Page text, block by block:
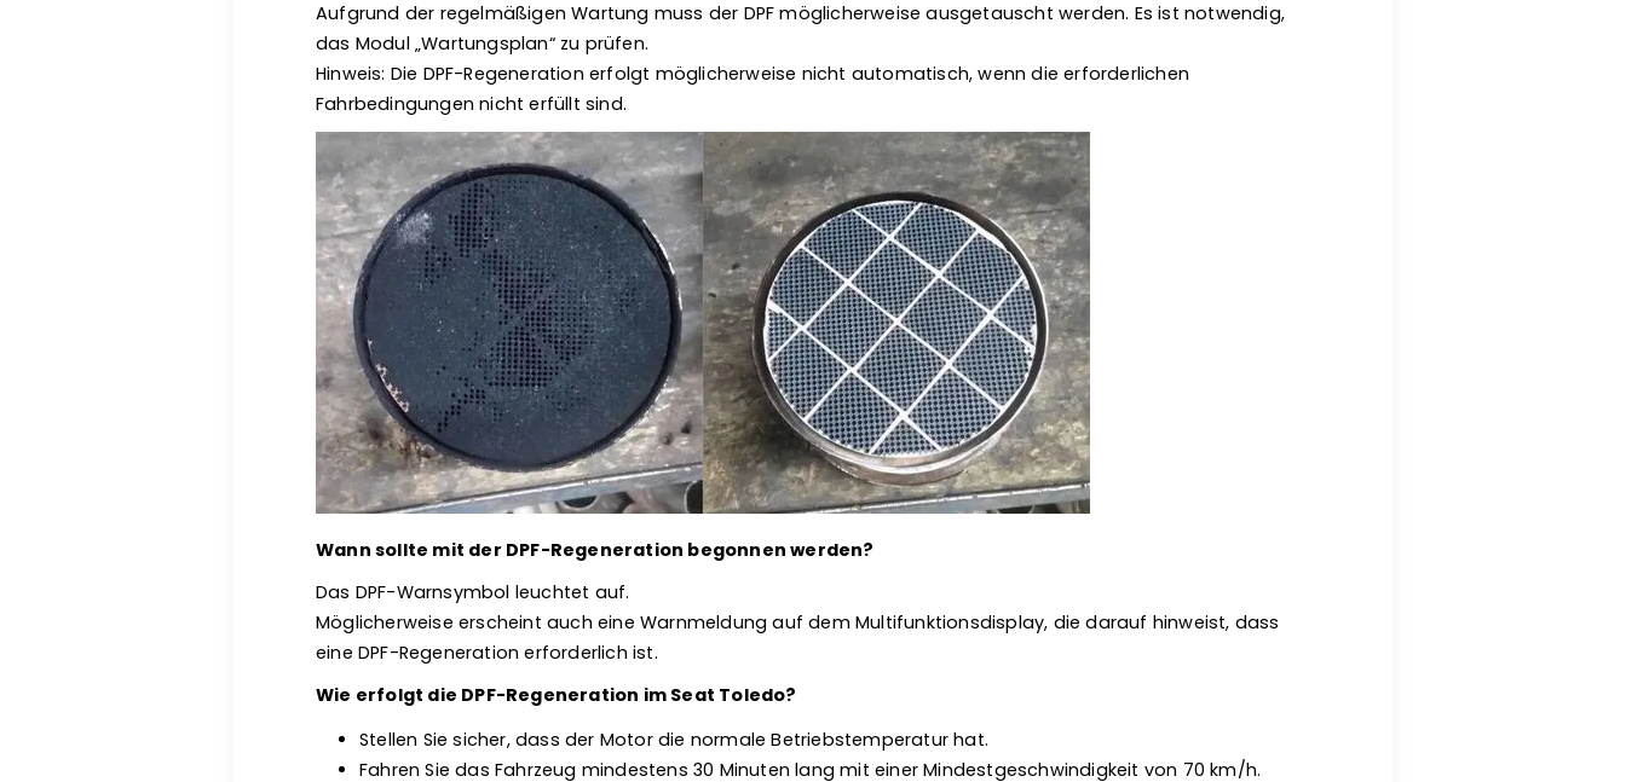
Aufgrund der regelmäßigen Wartung muss der DPF möglicherweise ausgetauscht werden. Es ist notwendig,
das Modul „Wartungsplan“ zu prüfen.
Hinweis: Die DPF-Regeneration erfolgt möglicherweise nicht automatisch, wenn die erforderlichen
Fahrbedingungen nicht erfüllt sind.
Wann sollte mit der DPF-Regeneration begonnen werden?
Das DPF-Warnsymbol leuchtet auf.
Möglicherweise erscheint auch eine Warnmeldung auf dem Multifunktionsdisplay, die darauf hinweist, dass
eine DPF-Regeneration erforderlich ist.
Wie erfolgt die DPF-Regeneration im Seat Toledo?
Stellen Sie sicher, dass der Motor die normale Betriebstemperatur hat.
Fahren Sie das Fahrzeug mindestens 30 Minuten lang mit einer Mindestgeschwindigkeit von 70 km/h.